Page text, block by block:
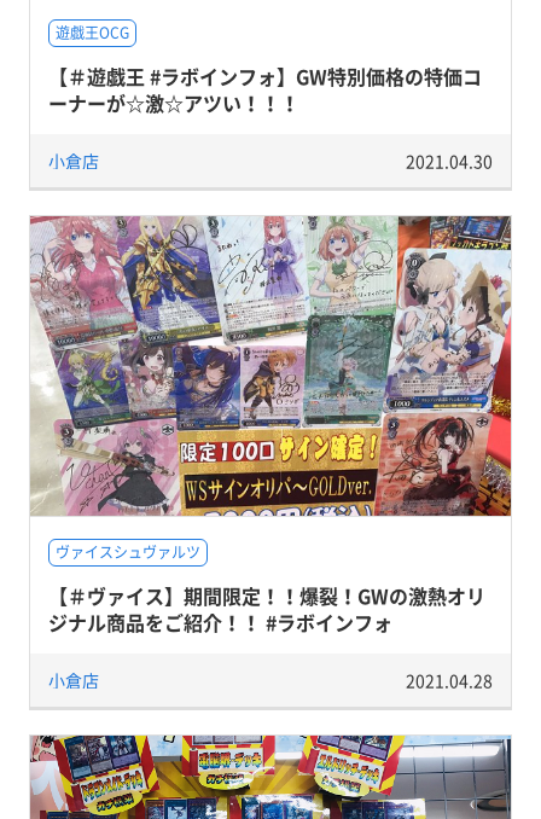
遊戯王OCG
【＃遊戯王 #ラボインフォ】GW特別価格の特価コ
ーナーが☆激☆アツい！！！
小倉店 2021.04.30
ヴァイスシュヴァルツ
【＃ヴァイス】期間限定！！爆裂！GWの激熱オリ
ジナル商品をご紹介！！ #ラボインフォ
小倉店 2021.04.28